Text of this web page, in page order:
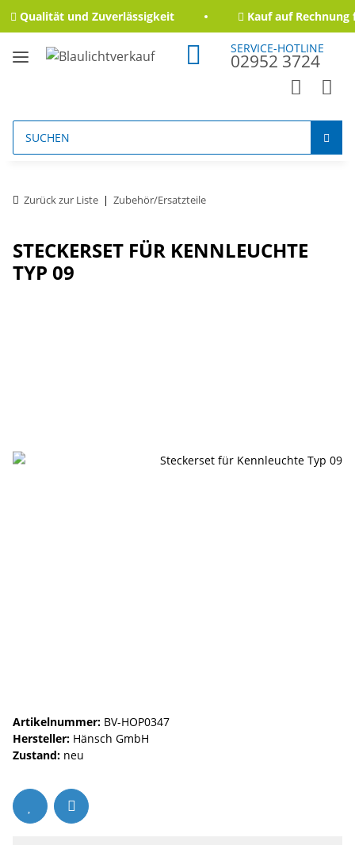
Qualität und Zuverlässigkeit Kauf auf Rechnung
SERVICE-HOTLINE
02952 3724
Zurück zur Liste Zubehör/Ersatzteile
STECKERSET FÜR KENNLEUCHTE
TYP 09
Artikelnummer: BV-HOP0347
Hersteller: Hänsch GmbH
Zustand: neu